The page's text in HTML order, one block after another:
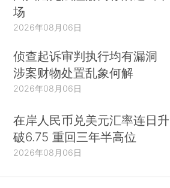
场
2026年08月06日
侦查起诉审判执行均有漏洞
涉案财物处置乱象何解
2026年08月06日
在岸人民币兑美元汇率连日升
破6.75 重回三年半高位
2026年08月06日